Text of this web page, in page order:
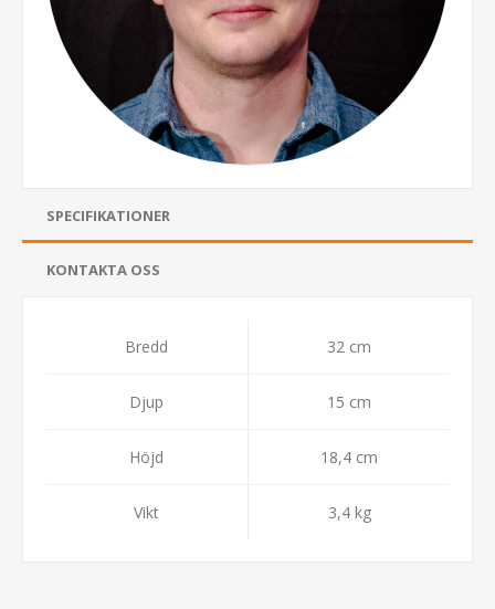
SPECIFIKATIONER
KONTAKTA OSS
Bredd 32 cm
Djup 15 cm
Höjd 18,4 cm
Vikt 3,4 kg